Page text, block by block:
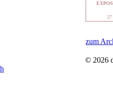
zum
© 2026